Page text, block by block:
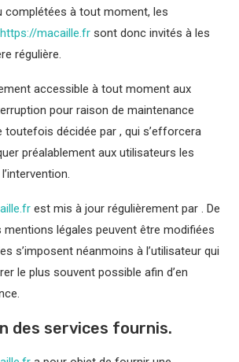
complétées à tout moment, les
https://macaille.fr sont donc invités à les
régulière.
accessible à tout moment aux
pour raison de maintenance
toutefois décidée par , qui s’efforcera
préalablement aux utilisateurs les
est mis à jour régulièrement par . De
légales peuvent être modifiées
s’imposent néanmoins à l’utilisateur qui
le plus souvent possible afin d’en
des services fournis.